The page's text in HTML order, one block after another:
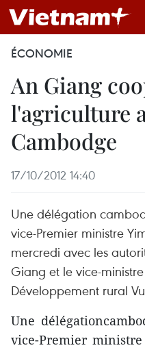
ÉCONOMIE
An Giang
l'agriculture
Cambodge
17/10/2012 14:40
Une délégation
vice-Premier ministre
mercredi avec les
Giang et le vice-
Développement rural
Une
vice-Premier